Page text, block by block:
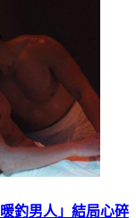
釣男人」結局心碎